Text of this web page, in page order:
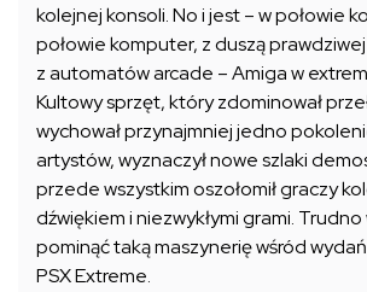
kolejnej konsoli. No i jest – w połowie
połowie komputer, z duszą
z automatów arcade – Amiga w
Kultowy sprzęt, który zdominował
wychował przynajmniej jedno
artystów, wyznaczył nowe szlaki
przede wszystkim oszołomił graczy
dźwiękiem i niezwykłymi grami. Trudno
pominąć taką maszynerię wśród
PSX Extreme.